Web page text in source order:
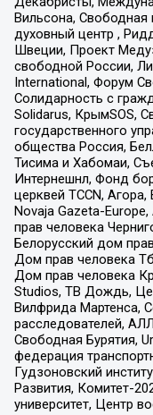
Вильсона, Свободная
духовный центр ,
Швеции, Проект
свободной России,
International, Форум
Солидарность с
Solidarus, КрымSOS,
государственного
общества Россия,
Тисима и Хабомаи,
Интернешнл, Фонд
церквей TCCN,
Novaja Gazeta-
прав человека
Белорусский дом
Дом прав человека
Дом прав человека
Studios, ТВ Дождь,
Вилфрида Мартенса,
расследователей,
Свободная Бурятия,
федерация
Гудзоновский
Развития, Комитет-
университет, Центр